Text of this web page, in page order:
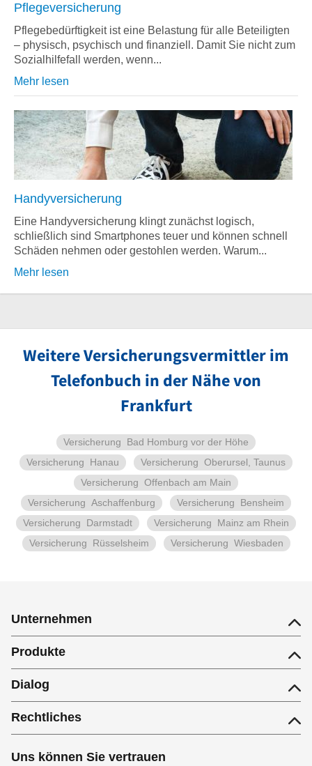
Pflegeversicherung
Pflegebedürftigkeit ist eine Belastung für alle Beteiligten
– physisch, psychisch und finanziell. Damit Sie nicht zum
Sozialhilfefall werden, wenn...
Mehr lesen
Handyversicherung
Eine Handyversicherung klingt zunächst logisch,
schließlich sind Smartphones teuer und können schnell
Schäden nehmen oder gestohlen werden. Warum...
Mehr lesen
Weitere Versicherungsvermittler im
Telefonbuch in der Nähe von
Frankfurt
Versicherung
Bad Homburg vor der Höhe
Versicherung
Hanau Versicherung Oberursel, Taunus
Versicherung Offenbach am Main
Versicherung Aschaffenburg Versicherung
Bensheim
Versicherung
Darmstadt Versicherung
Mainz am Rhein
Versicherung
Rüsselsheim Versicherung Wiesbaden
Unternehmen
Produkte
Dialog
Rechtliches
Uns können Sie vertrauen